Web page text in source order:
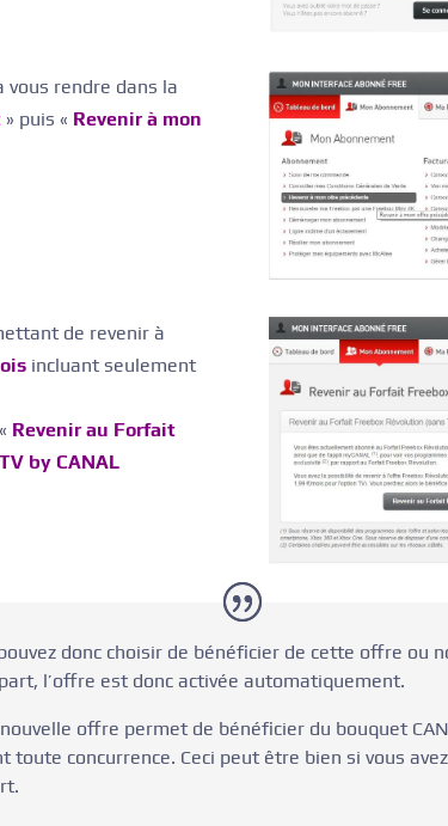
vous rendre dans la
» puis « Revenir à mon
de revenir à
incluant seulement
Revenir au Forfait
by CANAL
donc choisir de bénéficier de cette offre ou
l’offre est donc activée automatiquement.
offre permet de bénéficier du bouquet
toute concurrence. Ceci peut être bien si vous